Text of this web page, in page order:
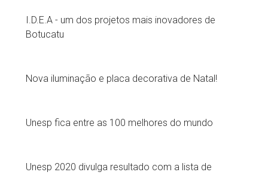
I.D.E.A - um dos projetos mais inovadores de
Botucatu
Nova iluminação e placa decorativa de Natal!
Unesp fica entre as 100 melhores do mundo
Unesp 2020 divulga resultado com a lista de